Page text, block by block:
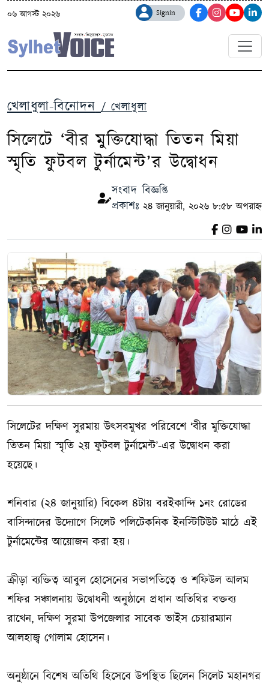
০৬ আগস্ট ২০২৬ Signin
খেলাধুলা-বিনোদন / খেলাধুলা
সিলেটে ‘বীর মুক্তিযোদ্ধা তিতন মিয়া
স্মৃতি ফুটবল টুর্নামেন্ট’র উদ্বোধন
সংবাদ বিজ্ঞপ্তি
প্রকাশঃ ২৪ জানুয়ারী, ২০২৬ ৮:৫৮ অপরাহ্ন
সিলেটের দক্ষিণ সুরমায় উৎসবমুখর পরিবেশে ‘বীর মুক্তিযোদ্ধা
তিতন মিয়া স্মৃতি ২য় ফুটবল টুর্নামেন্ট’-এর উদ্বোধন করা
হয়েছে।
শনিবার (২৪ জানুয়ারি) বিকেল ৪টায় বরইকান্দি ১নং রোডের
বাসিন্দাদের উদ্যোগে সিলেট পলিটেকনিক ইনস্টিটিউট মাঠে এই
টুর্নামেন্টের আয়োজন করা হয়।
ক্রীড়া ব্যক্তিত্ব আবুল হোসেনের সভাপতিত্বে ও শফিউল আলম
শফির সঞ্চালনায় উদ্বোধনী অনুষ্ঠানে প্রধান অতিথির বক্তব্য
রাখেন, দক্ষিণ সুরমা উপজেলার সাবেক ভাইস চেয়ারম্যান
আলহাজ্ব গোলাম হোসেন।
অনুষ্ঠানে বিশেষ অতিথি হিসেবে উপস্থিত ছিলেন সিলেট মহানগর